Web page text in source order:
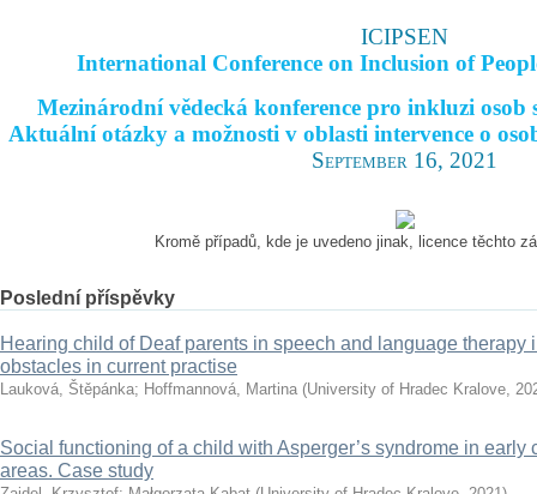
ICIPSEN
International Conference on Inclusion of
Mezinárodní vědecká konference pro inkluzi osob
Aktuální otázky a možnosti v oblasti intervence o
September 16, 2021
Kromě případů, kde je uvedeno jinak, licence těchto
Poslední příspěvky
Hearing child of Deaf parents in speech and language therapy
obstacles in current practise
Lauková, Štěpánka; Hoffmannová, Martina (University of Hradec Kralove,
Social functioning of a child with Asperger’s syndrome in
areas. Case study